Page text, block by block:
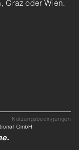
Graz oder Wien.
Nutzungsbedingungen
GmbH